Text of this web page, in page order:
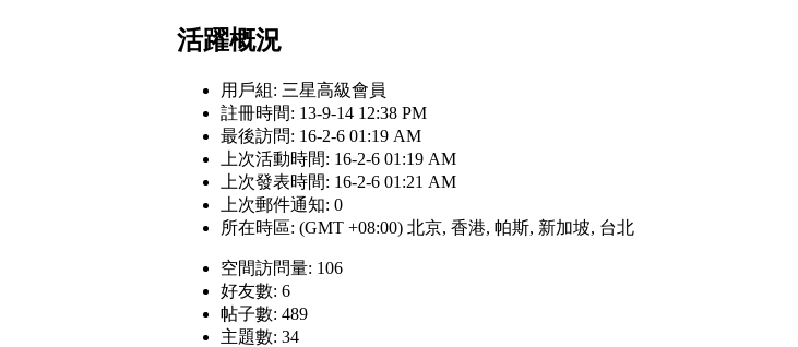
活躍概況
用戶組: 三星高級會員
註冊時間: 13-9-14 12:38 PM
最後訪問: 16-2-6 01:19 AM
上次活動時間: 16-2-6 01:19 AM
上次發表時間: 16-2-6 01:21 AM
上次郵件通知: 0
所在時區: (GMT +08:00) 北京, 香港, 帕斯, 新加坡, 台北
空間訪問量: 106
好友數: 6
帖子數: 489
主題數: 34